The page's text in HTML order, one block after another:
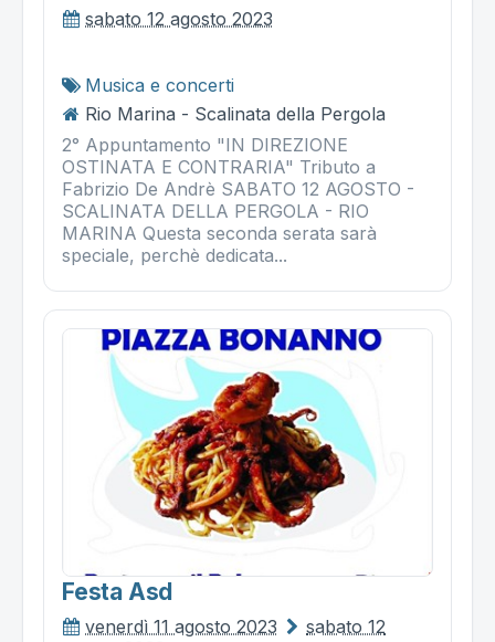
sabato 12 agosto 2023
Musica e concerti
Rio Marina - Scalinata della Pergola
2° Appuntamento "IN DIREZIONE
OSTINATA E CONTRARIA" Tributo a
Fabrizio De Andrè SABATO 12 AGOSTO -
SCALINATA DELLA PERGOLA - RIO
MARINA Questa seconda serata sarà
speciale, perchè dedicata...
Festa Asd
venerdì 11 agosto 2023
sabato 12